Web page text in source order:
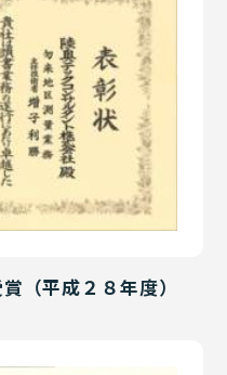
（平成２８年度）